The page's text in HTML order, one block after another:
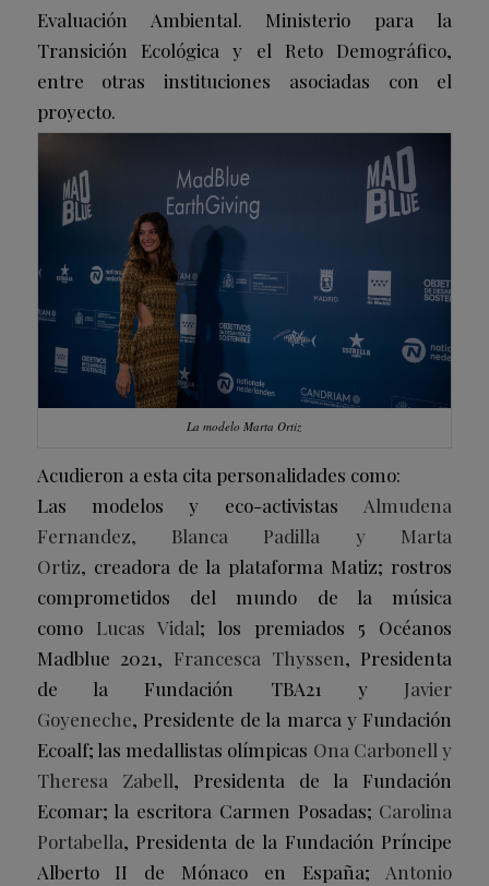
Evaluación Ambiental. Ministerio para la
Transición Ecológica y el Reto Demográfico,
entre otras instituciones asociadas con el
proyecto.
La modelo Marta Ortiz
Acudieron a esta cita personalidades como:
Las modelos y eco-activistas Almudena
Fernandez, Blanca Padilla y Marta
Ortiz, creadora de la plataforma Matiz; rostros
comprometidos del mundo de la música
como Lucas Vidal; los premiados 5 Océanos
Madblue 2021, Francesca Thyssen, Presidenta
de la Fundación TBA21 y Javier
Goyeneche, Presidente de la marca y Fundación
Ecoalf; las medallistas olímpicas Ona Carbonell y
Theresa Zabell, Presidenta de la Fundación
Ecomar; la escritora Carmen Posadas; Carolina
Portabella, Presidenta de la Fundación Príncipe
Alberto II de Mónaco en España; Antonio